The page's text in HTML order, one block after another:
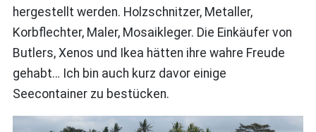
hergestellt werden. Holzschnitzer, Metaller,
Korbflechter, Maler, Mosaikleger. Die Einkäufer von
Butlers, Xenos und Ikea hätten ihre wahre Freude
gehabt… Ich bin auch kurz davor einige
Seecontainer zu bestücken.